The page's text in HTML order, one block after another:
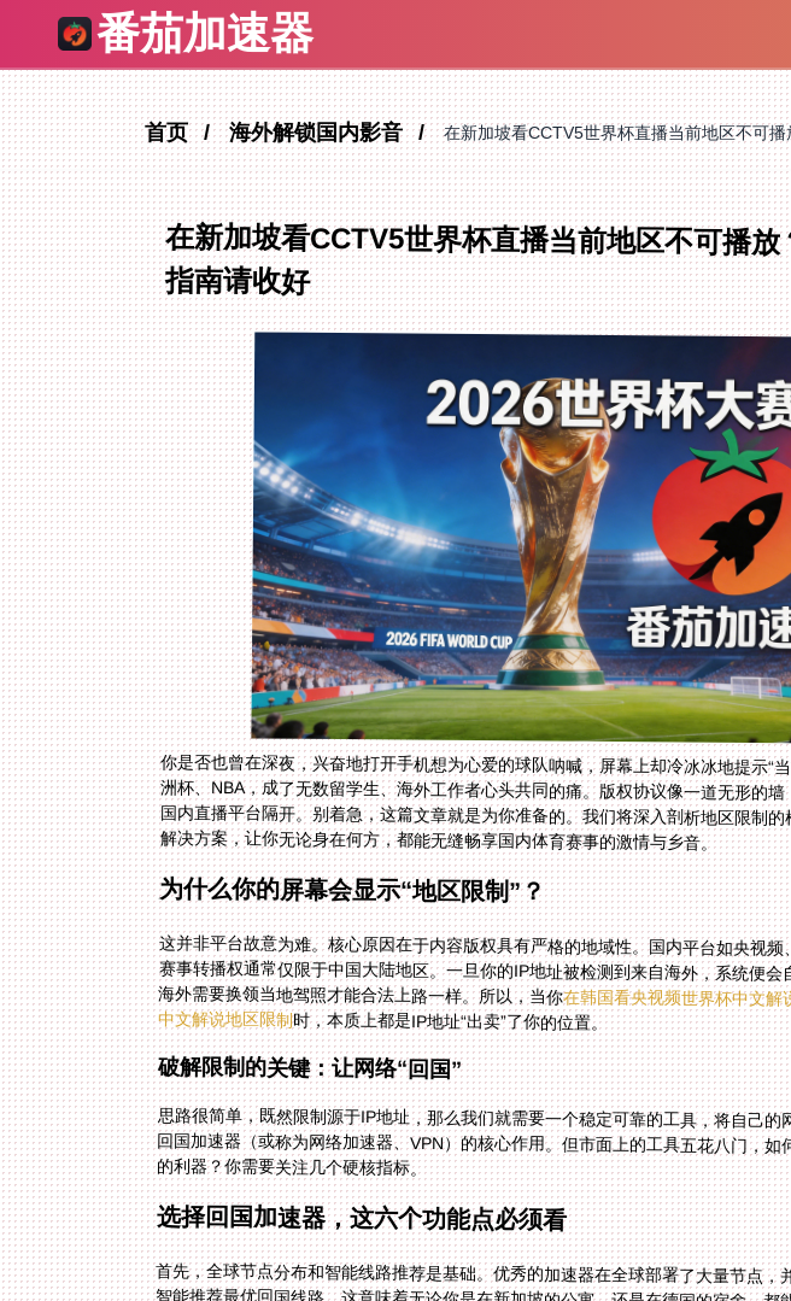
番茄加速器
首页 海外解锁国内影音 在新加坡看CCTV5世界杯直播当前地区不可
在新加坡看CCTV5世界杯直播当前地区不可播
指南请收好
你是否也曾在深夜，兴奋地打开手机想为心爱的球队呐喊，屏幕上却冷冰冰地提示“
洲杯、NBA，成了无数留学生、海外工作者心头共同的痛。版权协议像一道无形的
国内直播平台隔开。别着急，这篇文章就是为你准备的。我们将深入剖析地区限制
解决方案，让你无论身在何方，都能无缝畅享国内体育赛事的激情与乡音。
为什么你的屏幕会显示“地区限制”？
这并非平台故意为难。核心原因在于内容版权具有严格的地域性。国内平台如央视
赛事转播权通常仅限于中国大陆地区。一旦你的IP地址被检测到来自海外，系统便
海外需要换领当地驾照才能合法上路一样。所以，当你在韩国看央视频世界杯中文解
中文解说地区限制时，本质上都是IP地址“出卖”了你的位置。
破解限制的关键：让网络“回国”
思路很简单，既然限制源于IP地址，那么我们就需要一个稳定可靠的工具，将自己
回国加速器（或称为网络加速器、VPN）的核心作用。但市面上的工具五花八门，
的利器？你需要关注几个硬核指标。
选择回国加速器，这六个功能点必须看
首先，全球节点分布和智能线路推荐是基础。优秀的加速器在全球部署了大量节点，
智能推荐最优回国线路。这意味着无论你是在新加坡的公寓，还是在德国的宿舍，都